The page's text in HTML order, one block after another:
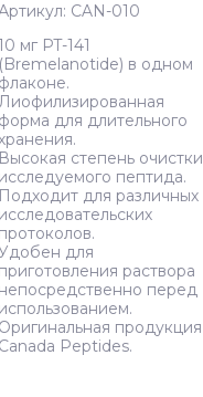
CAN-010
мг PT-141
(Bremelanotide) в одном
флаконе.
форма для длительного
Высокая степень очистки
исследуемого пептида.
Подходит для различных
исследовательских
протоколов.
для
приготовления раствора
непосредственно перед
использованием.
Оригинальная продукция
Canada Peptides.